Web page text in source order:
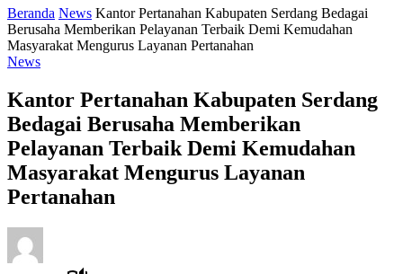
Beranda News Kantor Pertanahan Kabupaten Serdang Bedagai
Berusaha Memberikan Pelayanan Terbaik Demi Kemudahan
Masyarakat Mengurus Layanan Pertanahan
News
Kantor Pertanahan Kabupaten Serdang
Bedagai Berusaha Memberikan
Pelayanan Terbaik Demi Kemudahan
Masyarakat Mengurus Layanan
Pertanahan